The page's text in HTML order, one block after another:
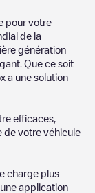
pour votre
de la
génération
Que ce soit
a une solution
efficaces,
de votre véhicule
charge plus
application